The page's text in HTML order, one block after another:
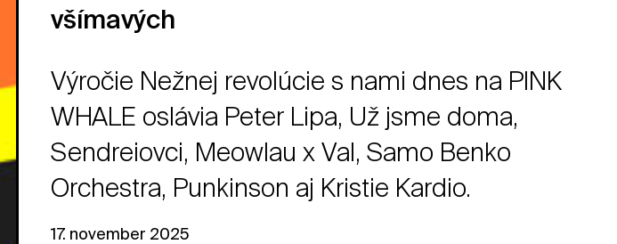
všímavých
Výročie Nežnej revolúcie s nami dnes na PINK
WHALE oslávia Peter Lipa, Už jsme doma,
Sendreiovci, Meowlau x Val, Samo Benko
Orchestra, Punkinson aj Kristie Kardio.
17. november 2025